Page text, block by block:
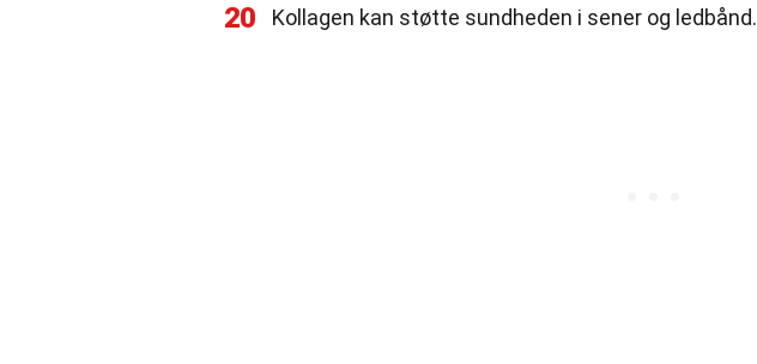
20 Kollagen kan støtte sundheden i sener og ledbånd.